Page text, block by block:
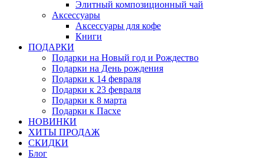
Элитный композиционный чай
Аксессуары
Аксессуары для кофе
Книги
ПОДАРКИ
Подарки на Новый год и Рождество
Подарки на День рождения
Подарки к 14 февраля
Подарки к 23 февраля
Подарки к 8 марта
Подарки к Пасхе
НОВИНКИ
ХИТЫ ПРОДАЖ
СКИДКИ
Блог